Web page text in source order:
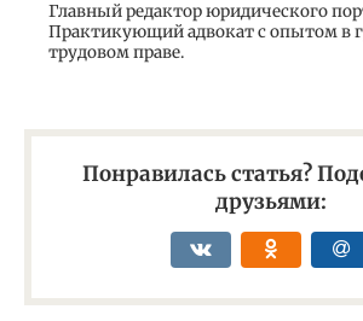
Главный редактор юридического
Практикующий адвокат с опытом в
трудовом праве.
Понравилась статья?
друзьями: